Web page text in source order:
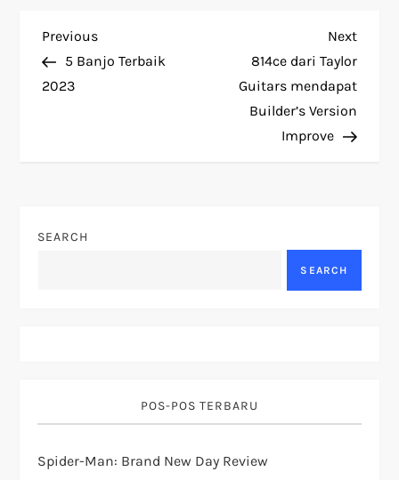
P
o
a
a
t
Previous
Post
Previous
5 Banjo Terbaik
2023
Next
Post
Next
814ce dari Taylor
Guitars mendapat
Builder’s Version
Improve
SEARCH
SEARCH
POS-POS TERBARU
Spider-Man: Brand New Day Review